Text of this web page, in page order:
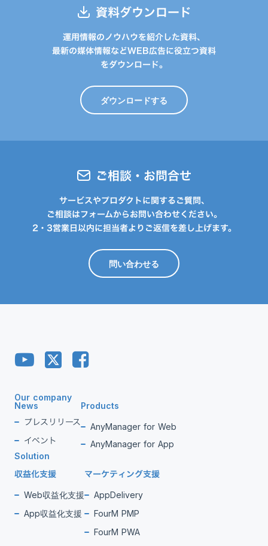
資料ダウンロード
運用情報のノウハウを紹介した資料、
最新の媒体情報などWEB広告に役立つ資料
をダウンロード。
ダウンロードする
ご相談・お問合せ
サービスやプロダクトに関するご質問、
ご相談はフォームからお問い合わせください。
2・3営業日以内に担当者よりご返信を差し上げます。
問い合わせる
Our company
News
プレスリリース
イベント
Products
AnyManager for Web
AnyManager for App
Solution
収益化支援
Web収益化支援
App収益化支援
マーケティング支援
AppDelivery
FourM PMP
FourM PWA